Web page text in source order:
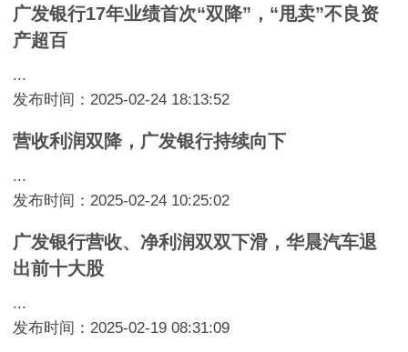
广发银行17年业绩首次“双降”，“甩卖”不良资
产超百
...
发布时间：2025-02-24 18:13:52
营收利润双降，广发银行持续向下
...
发布时间：2025-02-24 10:25:02
广发银行营收、净利润双双下滑，华晨汽车退
出前十大股
...
发布时间：2025-02-19 08:31:09